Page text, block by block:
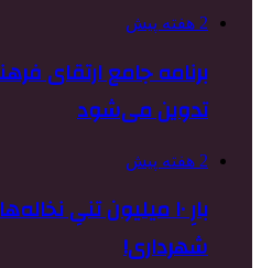
2 هفته پیش
برنامه جامع ارتقای
تدوین می‌شود
2 هفته پیش
بارِ ۱۰ میلیون تنیِ
شهرداری!